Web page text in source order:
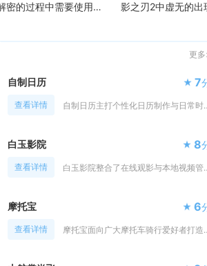
原神璃龙解密的过程中需要使用哪些物品
更
自制日历 7
查看详情 自制日历主打个性化日历制作与日常时间
白玉影院 8
查看详情 白玉影院整合了在线观影与本地视频管理
摩托宝 6
查看详情 摩托宝面向广大摩托车骑行爱好者打造，